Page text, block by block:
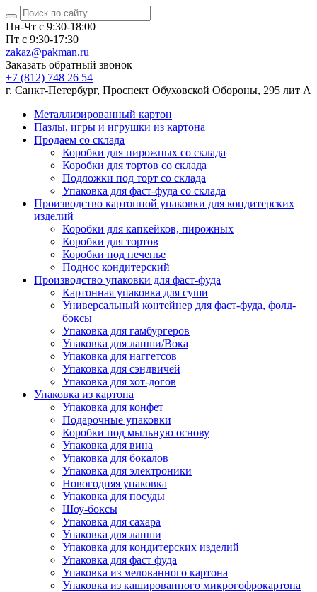
Пн-Чт с 9:30-18:00
Пт с 9:30-17:30
zakaz@pakman.ru
Заказать обратный звонок
+7 (812) 748 26 54
г. Санкт-Петербург, Проспект Обуховской Обороны, 295 лит А
Металлизированный картон
Пазлы, игры и игрушки из картона
Продаем со склада
Коробки для пирожных со склада
Коробки для тортов со склада
Подложки под торт со склада
Упаковка для фаст-фуда со склада
Производство картонной упаковки для кондитерских
изделий
Коробки для капкейков, пирожных
Коробки для тортов
Коробки под печенье
Поднос кондитерский
Производство упаковки для фаст-фуда
Картонная упаковка для суши
Универсальный контейнер для фаст-фуда, фолд-
боксы
Упаковка для гамбургеров
Упаковка для лапши/Вока
Упаковка для наггетсов
Упаковка для сэндвичей
Упаковка для хот-догов
Упаковка из картона
Упаковка для конфет
Подарочные упаковки
Коробки под мыльную основу
Упаковка для вина
Упаковка для бокалов
Упаковка для электроники
Новогодняя упаковка
Упаковка для посуды
Шоу-боксы
Упаковка для сахара
Упаковка для лапши
Упаковка для кондитерских изделий
Упаковка для фаст фуда
Упаковка из мелованного картона
Упаковка из кашированного микрогофрокартона